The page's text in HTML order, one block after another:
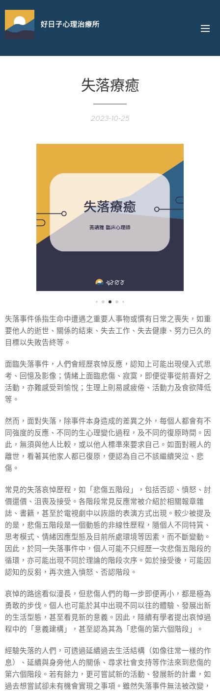
好日子心理治療所
失落療癒
2023-10-25
失落事件係指生命中遭遇之重要人事物或慣有日常之喪失，如重
要他人的逝世、關係的結束、失去工作、失去健康、努力已久的
目標以失敗告終等。
面臨失落事件，人們會經歷哀悼反應，認知上可能出現侵入式思
考、回憶及影像；情緒上面臨悲傷、寂寞，即便從事從前喜好之
活動，亦難感受到愉悅；生理上則易感疲倦、活動力及食欲降低
等。
然而，面對失落，除事件本身造成的差異之外，每個人都會有不
同強度的反應、不同的生心理變化過程，及不同的復原時間。因
此，無須與他人比較，或以他人標準來要求自己。如面對親人的
離世，看著其他家人都已復原，便認為自己不該繼續哭泣、悲
傷。
常見的失落哀悼歷程，如「悲傷五階段」，包括否認、憤怒、討
價還價、沮喪及接受。各階段常見反應常被介紹於相關報章雜
誌、書籍，甚至於電視劇中以詼諧的表演方式出現。較少被提及
的是，悲傷五階段是一個動態的非線性歷程，隨個人不同特質、
思考模式、情緒因應型態及目前所處環境等因素，而不斷變動。
因此，於同一失落事件中，個人可能不只經歷一次悲傷五階段的
循環，亦可能出現不同於理論的階段次序。如於接受後，可能因
認知的反芻，再次進入憤怒、否認階段。
哀悼的路途看似漫長，但悲傷人們的每一步即便再小，都是極為
勇敢的步伐。個人也可能於其中出現不同以往的體驗、發展出新
的生活型態，甚至看見新的意義。因此，陸續有學者提出哀悼過
程中的「意義建構」，甚至認為其為「悲傷的第六個階段」。
經驗失落的人們，可透過延續過去生活結構（如像往常一樣的作
息）、延續與身旁他人的關係、尋求社會支持等作法來到悲傷的
第六個階段。若有餘力，更可嘗試新的活動、發展新的計畫，如
過去想嘗試卻未有機會實現之事項。雖然失落事件無法被改變，